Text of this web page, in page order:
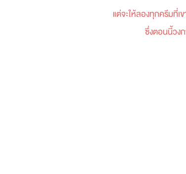
แต่จะให้ลองทุกครีมที่
ซึ่งตอนนี้วง